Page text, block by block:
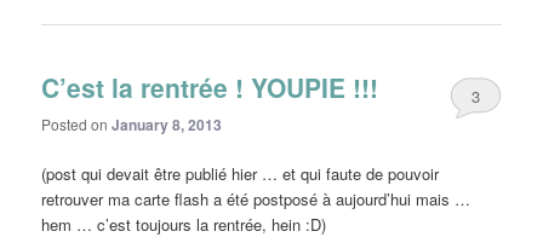
C’est la rentrée ! YOUPIE !!!
Posted onJanuary 8, 2013
3
(post qui devait être publié hier … et qui faute de pouvoir
retrouver ma carte flash a été postposé à aujourd’hui mais …
hem … c’est toujours la rentrée, hein :D)